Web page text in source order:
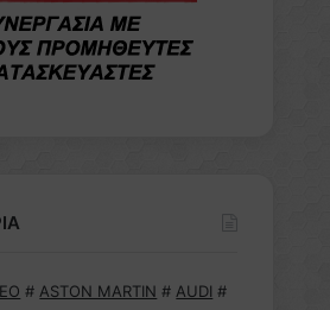
# ASTON MARTIN # AUDI #